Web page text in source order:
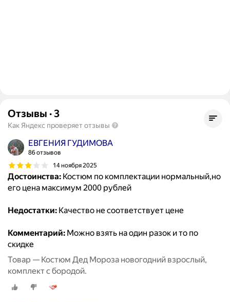
Отзывы · 3
Как Яндекс проверяет отзывы
ЕВГЕНИЯ ГУДИМОВА
86 отзывов
14 ноября 2025
Достоинства: Костюм по комплектации нормальный,но
его цена максимум 2000 рублей
Недостатки: Качество не соответствует цене
Комментарий: Можно взять на один разок и то по
скидке
Товар — Костюм Дед Мороза новогодний взрослый,
комплект с бородой.